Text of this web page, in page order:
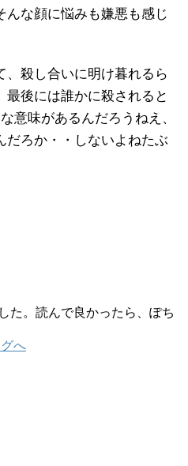
んな顔に悩みも嫌悪も感じ
、殺し合いに明け暮れるら
最後には誰かに殺されると
意味があるんだろうねえ、
だろか・・しないよねたぶ
た。読んで良かったら、ぽち